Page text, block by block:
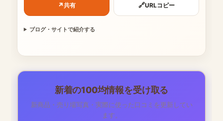
↗共有 🔗URLコピー
ブログ・サイトで紹介する
新着の100均情報を受け取る
新商品・売り場写真・実際に使った口コミを更新してい
ます。